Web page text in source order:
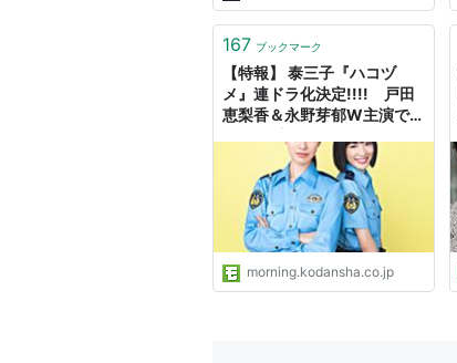
167 ブックマーク
【特報】 泰三子『ハコヅ
メ』連ドラ化決定!!!! 戸田
恵梨香＆永野芽郁W主演で
morning.kodansha.co.jp